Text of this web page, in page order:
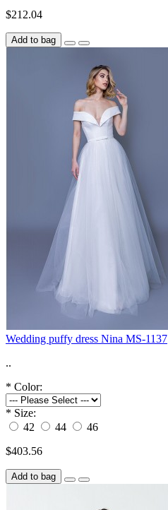
$212.04
Add to bag
Wedding puffy dress Nina MS-1137
..
* Color:
* Size:
42
44
46
$403.56
Add to bag